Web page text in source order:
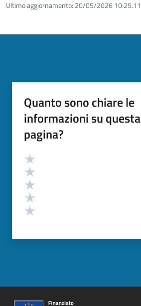
Ultimo aggiornamento: 20/05/2026 10:25.11
Quanto sono chiare le
informazioni su questa
pagina?
Valutazione